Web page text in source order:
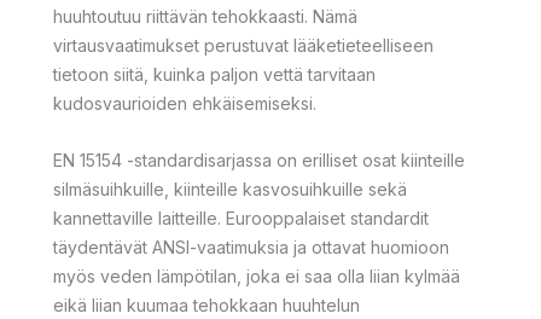
huuhtoutuu riittävän tehokkaasti. Nämä
virtausvaatimukset perustuvat lääketieteelliseen
tietoon siitä, kuinka paljon vettä tarvitaan
kudosvaurioiden ehkäisemiseksi.
EN 15154 -standardisarjassa on erilliset osat kiinteille
silmäsuihkuille, kiinteille kasvosuihkuille sekä
kannettaville laitteille. Eurooppalaiset standardit
täydentävät ANSI-vaatimuksia ja ottavat huomioon
myös veden lämpötilan, joka ei saa olla liian kylmää
eikä liian kuumaa tehokkaan huuhtelun